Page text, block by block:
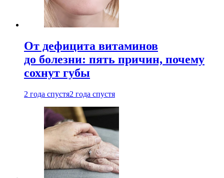
От дефицита витаминов
до болезни: пять причин, почему
сохнут губы
2 года спустя2 года спустя